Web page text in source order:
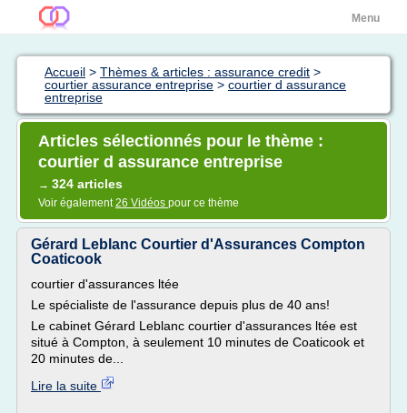
Menu
Accueil > Thèmes & articles : assurance credit >
courtier assurance entreprise > courtier d assurance
entreprise
Articles sélectionnés pour le thème :
courtier d assurance entreprise
→ 324 articles
Voir également26 Vidéos pour ce thème
Gérard Leblanc Courtier d'Assurances Compton
Coaticook
courtier d'assurances ltée
Le spécialiste de l'assurance depuis plus de 40 ans!
Le cabinet Gérard Leblanc courtier d'assurances ltée est
situé à Compton, à seulement 10 minutes de Coaticook et
20 minutes de...
Lire la suite